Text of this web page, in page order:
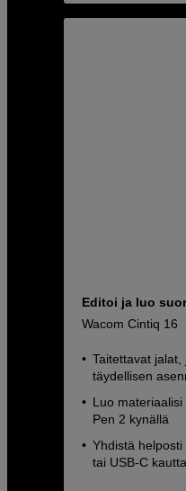
Editoi ja luo
Wacom Cintiq 16
Taitettavat
täydellisen
Luo
Pen 2 kynällä
Yhdistä
tai USB-C kautta